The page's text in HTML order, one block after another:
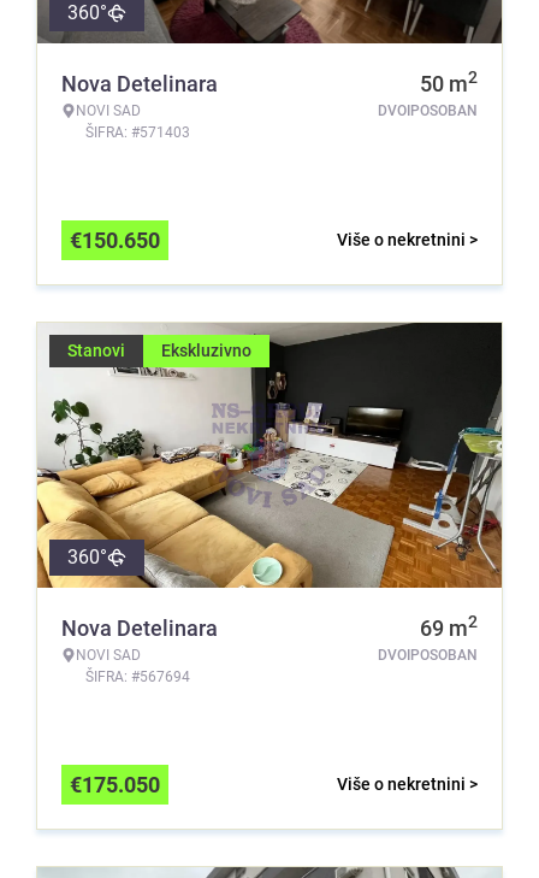
360°
Nova Detelinara
NOVI SAD
ŠIFRA: #571403
50 m2
DVOIPOSOBAN
Više o nekretnini >
€150.650
Stanovi Ekskluzivno
360°
Nova Detelinara
NOVI SAD
ŠIFRA: #567694
69 m2
DVOIPOSOBAN
Više o nekretnini >
€175.050